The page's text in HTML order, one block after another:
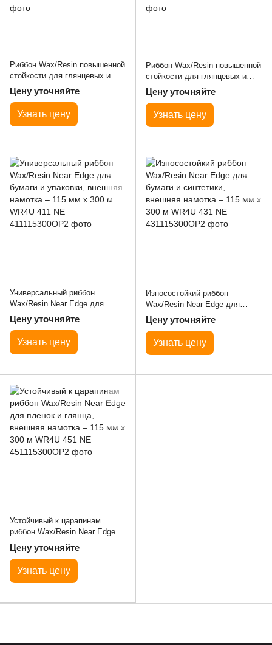
Риббон Wax/Resin повышенной
стойкости для глянцевых и
матовых поверхностей,
наружная намотка – 40 мм ×
300 м W4U 220
Цену уточняйте
Узнать цену
Риббон Wax/Resin повышенной
стойкости для глянцевых и
матовых поверхностей,
наружная намотка – 40 мм ×
300 м W4U 250
Цену уточняйте
Узнать цену
Универсальный риббон
Wax/Resin Near Edge для
бумаги и упаковки, внешняя
намотка – 115 мм x 300 м
WR4U 411 NE
Цену уточняйте
Узнать цену
Износостойкий риббон
Wax/Resin Near Edge для
бумаги и синтетики, внешняя
намотка – 115 мм x 300 м
WR4U 431 NE
Цену уточняйте
Узнать цену
Устойчивый к царапинам
риббон Wax/Resin Near Edge
для пленок и глянца, внешняя
намотка – 115 мм x 300 м
WR4U 451 NE
Цену уточняйте
Узнать цену